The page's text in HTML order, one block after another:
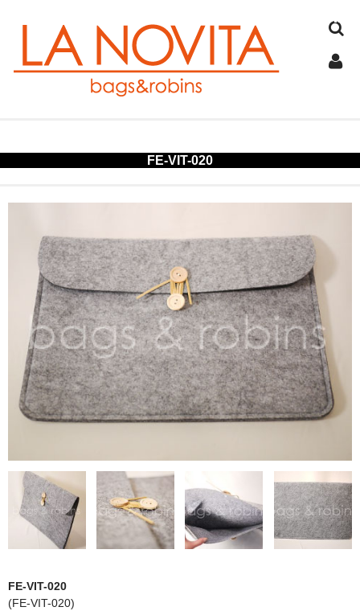
SPANGLE
ALUMINUM
COLD STORAGE BAG
NON WOVBON
TYVEK
CHARM
FELT NOTE
CONTACT
GUIDE
FE-VIT-020
FE-VIT-020
(FE-VIT-020)